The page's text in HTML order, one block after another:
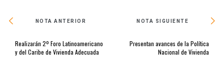
NOTA ANTERIOR
Realizarán 2º Foro Latinoamericano
y del Caribe de Vivienda Adecuada
NOTA SIGUIENTE
Presentan avances de la Política
Nacional de Vivienda